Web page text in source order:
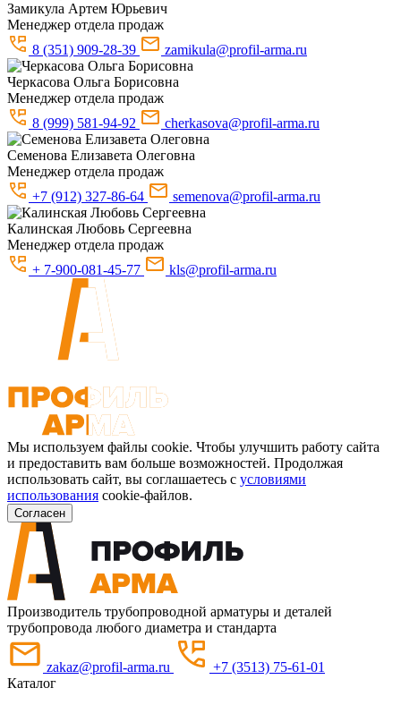
Замикула Артем Юрьевич
Менеджер отдела продаж
8 (351) 909-28-39
zamikula@profil-arma.ru
Черкасова Ольга Борисовна
Менеджер отдела продаж
8 (999) 581-94-92
cherkasova@profil-arma.ru
Семенова Елизавета Олеговна
Менеджер отдела продаж
+7 (912) 327-86-64
semenova@profil-arma.ru
Калинская Любовь Сергеевна
Менеджер отдела продаж
+ 7-900-081-45-77
kls@profil-arma.ru
Мы используем файлы cookie. Чтобы улучшить работу сайта
и предоставить вам больше возможностей. Продолжая
использовать сайт, вы соглашаетесь с условиями
использования cookie-файлов.
Согласен
Производитель трубопроводной арматуры и деталей
трубопровода любого диаметра и стандарта
zakaz@profil-arma.ru
+7 (3513) 75-61-01
Каталог